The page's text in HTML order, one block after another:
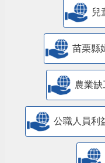
兒
苗栗縣
農業缺
公職人員利